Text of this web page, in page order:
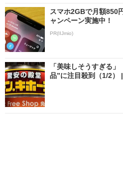
スマホ2GBで月額850
ャンペーン実施中！
PR(IIJmio)
「美味しそうすぎる
品”に注目殺到（1/2）